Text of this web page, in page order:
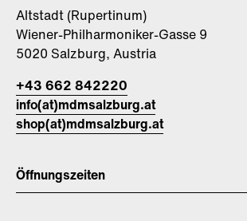
Altstadt (Rupertinum)
Wiener-Philharmoniker-Gasse 9
5020 Salzburg, Austria
+43 662 842220
info(at)mdmsalzburg.at
shop(at)mdmsalzburg.at
Öffnungszeiten